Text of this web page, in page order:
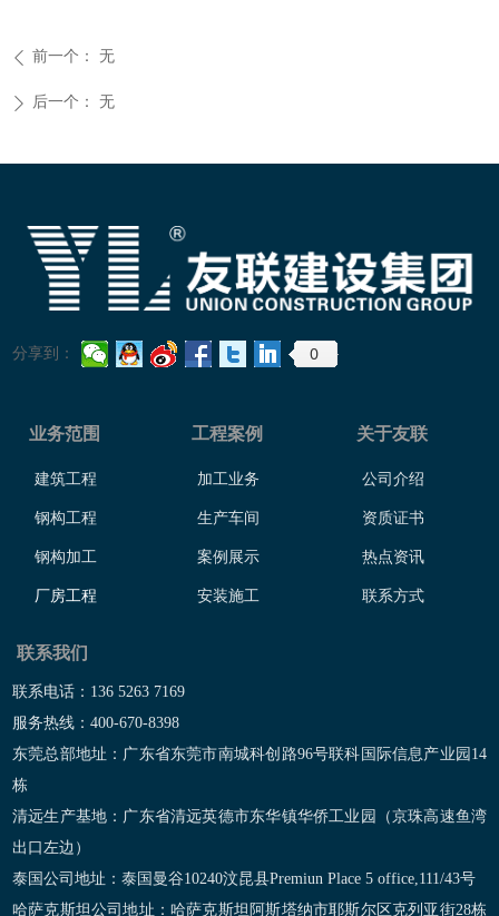
ꄴ 前一个： 无
ꄲ 后一个： 无
分享到： 0
业务范围
建筑工程
钢构工程
钢构加工
厂房工程
加工业务
生产车间
案例展示
安装施工
工程案例
公司介绍
资质证书
热点资讯
联系方式
关于友联
联系我们
联系电话：136 5263 7169
服务热线：400-670-8398
东莞总部地址：广东省东莞市南城科创路96号联科国际信息产业园14
栋
清远生产基地：广东省清远英德市东华镇华侨工业园（京珠高速鱼湾
出口左边）
泰国公司地址：泰国曼谷10240汶昆县Premiun Place 5 office,111/43号
哈萨克斯坦公司地址：哈萨克斯坦阿斯塔纳市耶斯尔区克列亚街28栋